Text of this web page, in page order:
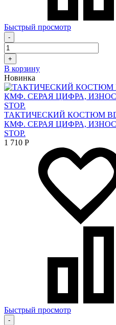
Быстрый просмотр
-
+
В корзину
Новинка
ТАКТИЧЕСКИЙ КОСТЮМ
КМФ. СЕРАЯ ЦИФРА,
STOP.
1 710 Р
Быстрый просмотр
-